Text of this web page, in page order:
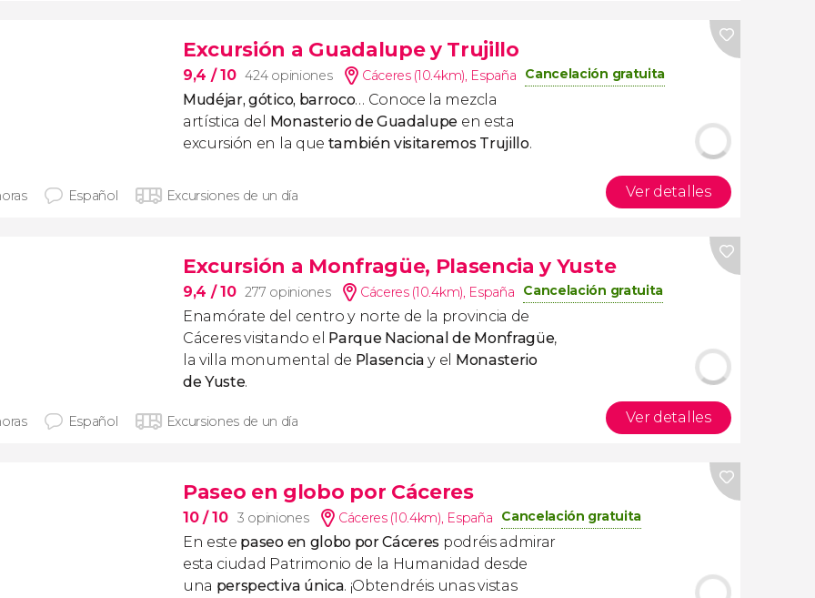
Excursión a Guadalupe y Trujillo
9,4 / 10 424 opiniones Cáceres (10.4km), España Cancelación gratuita
Mudéjar, gótico, barroco… Conoce la mezcla
artística del Monasterio de Guadalupe en esta
excursión en la que también visitaremos Trujillo.
Español Excursiones de un día Ver detalles
Excursión a Monfragüe, Plasencia y Yuste
9,4 / 10 277 opiniones Cáceres (10.4km), España Cancelación gratuita
Enamórate del centro y norte de la provincia de
Cáceres visitando el Parque Nacional de Monfragüe,
la villa monumental de Plasencia y el Monasterio
de Yuste.
Español Excursiones de un día Ver detalles
Paseo en globo por Cáceres
10/ 10 3 opiniones Cáceres (10.4km), España Cancelación gratuita
En este paseo en globo por Cáceres podréis admirar
esta ciudad Patrimonio de la Humanidad desde
una perspectiva única. ¡Obtendréis unas vistas